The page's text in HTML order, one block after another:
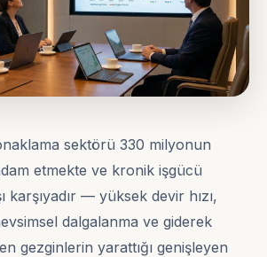
sektörü 330 milyonun
etmekte ve kronik işgücü
karşıyadır — yüksek devir hızı,
dalgalanma ve giderek
gezginlerin yarattığı genişleyen